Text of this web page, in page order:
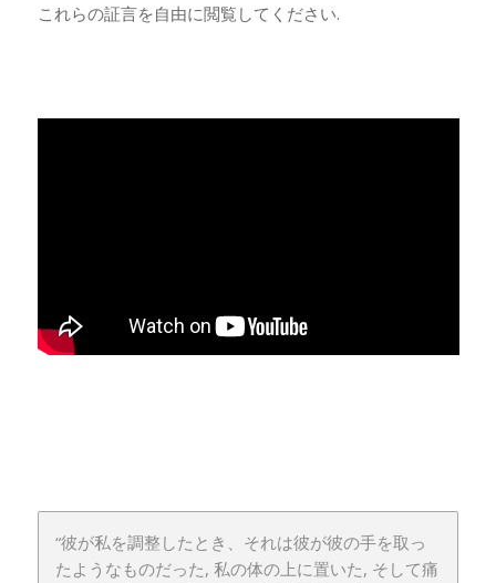
これらの証言を自由に閲覧してください.
“彼が私を調整したとき、それは彼が彼の手を取っ
たようなものだった, 私の体の上に置いた, そして痛